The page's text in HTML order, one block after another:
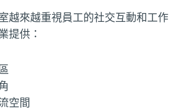
越來越重視員工的社交互動和工作
提供：
空間